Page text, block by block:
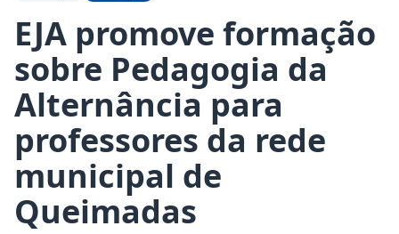
EJA promove formação
sobre Pedagogia da
Alternância para
professores da rede
municipal de
Queimadas